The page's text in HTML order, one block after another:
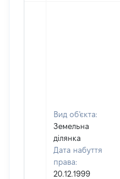
Вид об'єкта:
Земельна
ділянка
Дата набуття
права:
20.12.1999